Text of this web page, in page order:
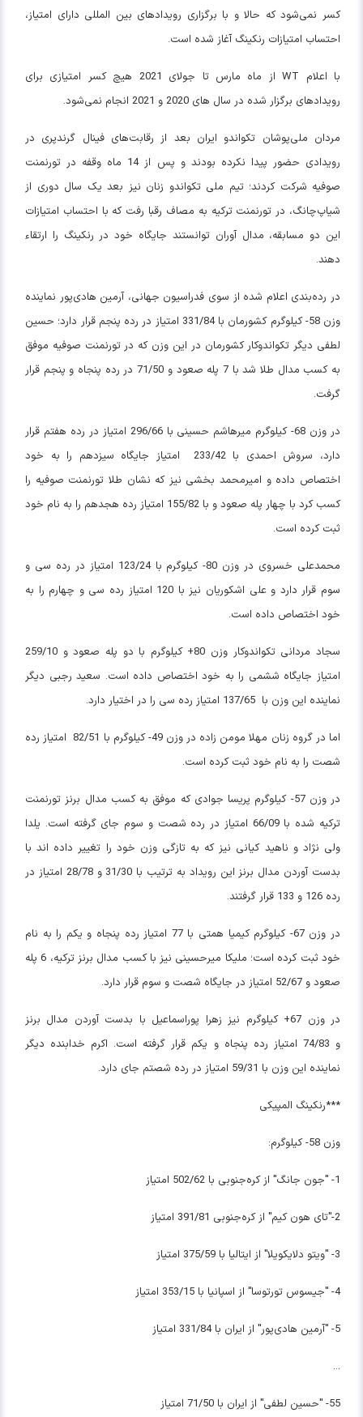
کسر نمی‌شود که حالا و با برگزاری رویدادهای بین المللی دارای امتیاز،
احتساب امتیازات رنکینگ آغاز شده است.
با اعلام WT از ماه مارس تا جولای 2021 هیچ کسر امتیازی برای
رویدادهای برگزار شده در سال های 2020 و 2021 انجام نمی‌شود.
مردان ملی‌پوشان تکواندو ایران بعد از رقابت‌های فینال گرندپری در
رویدادی حضور پیدا نکرده بودند و پس از 14 ماه وقفه در تورنمنت
صوفیه شرکت کردند؛ تیم ملی تکواندو زنان نیز بعد یک سال دوری از
شیاپ‌چانگ، در تورنمنت ترکیه به مصاف رقبا رفت که با احتساب امتیازات
این دو مسابقه، مدال آوران توانستند جایگاه خود در رنکینگ را ارتقاء
دهند.
در رده‌بندی اعلام شده از سوی فدراسیون جهانی، آرمین هادی‌پور نماینده
وزن 58- کیلوگرم کشورمان با 331/84 امتیاز در رده پنجم قرار دارد؛ حسین
لطفی دیگر تکواندوکار کشورمان در این وزن که در تورنمنت صوفیه موفق
به کسب مدال طلا شد با 7 پله صعود و 71/50 در رده پنجاه و پنجم قرار
گرفت.
در وزن 68- کیلوگرم میرهاشم حسینی با 296/66 امتیاز در رده هفتم قرار
دارد، سروش احمدی با 233/42 امتیاز جایگاه سیزدهم را به خود
اختصاص داده و امیرمحمد بخشی نیز که نشان طلا تورنمنت صوفیه را
کسب کرد با چهار پله صعود و با 155/82 امتیاز رده هجدهم را به نام خود
ثبت کرده است.
محمدعلی خسروی در وزن 80- کیلوگرم با 123/24 امتیاز در رده سی و
سوم قرار دارد و علی اشکوریان نیز با 120 امتیاز رده سی و چهارم را به
خود اختصاص داده است.
سجاد مردانی تکواندوکار وزن 80+ کیلوگرم با دو پله صعود و 259/10
امتیاز جایگاه ششمی را به خود اختصاص داده است. سعید رجبی دیگر
نماینده این وزن با 137/65 امتیاز رده سی را در اختیار دارد.
اما در گروه زنان مهلا مومن زاده در وزن 49- کیلوگرم با 82/51 امتیاز رده
شصت را به نام خود ثبت کرده است.
در وزن 57- کیلوگرم پریسا جوادی که موفق به کسب مدال برنز تورنمنت
ترکیه شده با 66/09 امتیاز در رده شصت و سوم جای گرفته است. یلدا
ولی نژاد و ناهید کیانی نیز که به تازگی وزن خود را تغییر داده اند با
بدست آوردن مدال برنز این رویداد به ترتیب با 31/30 و 28/78 امتیاز در
رده 126 و 133 قرار گرفتند.
در وزن 67- کیلوگرم کیمیا همتی با 77 امتیاز رده پنجاه و یکم را به نام
خود ثبت کرده است؛ ملیکا میرحسینی نیز با کسب مدال برنز ترکیه، 6 پله
صعود و 52/67 امتیاز در جایگاه شصت و سوم قرار دارد.
در وزن 67+ کیلوگرم نیز زهرا پوراسماعیل با بدست آوردن مدال برنز
و 74/83 امتیاز رده پنجاه و یکم قرار گرفته است. اکرم خدابنده دیگر
نماینده این وزن با 59/31 امتیاز در رده شصتم جای دارد.
***رنکینگ المپیکی
وزن 58- کیلوگرم:
55- "حسین لطفی" از ایران با 71/50 امتیاز